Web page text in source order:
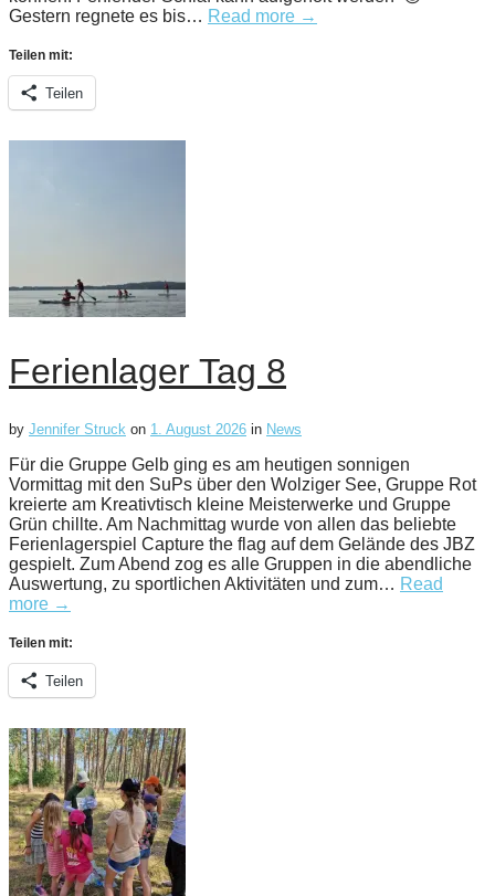
Gestern regnete es bis… Read more →
Teilen mit:
Teilen
Ferienlager Tag 8
by Jennifer Struck on 1. August 2026 in News
Für die Gruppe Gelb ging es am heutigen sonnigen
Vormittag mit den SuPs über den Wolziger See, Gruppe Rot
kreierte am Kreativtisch kleine Meisterwerke und Gruppe
Grün chillte. Am Nachmittag wurde von allen das beliebte
Ferienlagerspiel Capture the flag auf dem Gelände des JBZ
gespielt. Zum Abend zog es alle Gruppen in die abendliche
Auswertung, zu sportlichen Aktivitäten und zum… Read
more →
Teilen mit:
Teilen